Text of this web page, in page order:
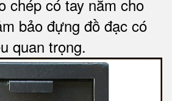
chép có tay nắm cho
bảo đựng đồ đạc có
quan trọng.